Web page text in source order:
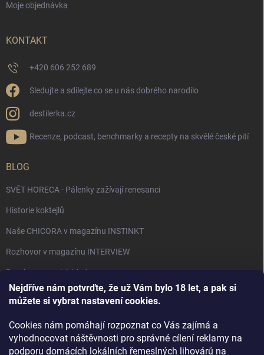
Nejdříve nám potvrďte, že už Vám bylo 18 let, a pak si
můžete si vybrat nastavení cookies.
Cookies nám pomáhají rozpoznat co Vás zajímá a
vyhodnocovat náštěvnosti pro správné cílení reklamy na
podporu domácích lokálních řemeslných lihovárů na
Moje objednávka
KONTAKT
+420 606 252 689
Sledujte a sdílejte co se u nás dobrého narodilo
destilerka.cz
Recenze, podcast, benchmarky a recepty na skvělé české pití
BLOG
SVĚT HORECA - Pálenky zažívají renesanci
Historie koktejlů
Naše CHICORA v magazínu INSTINKT
Rozhovor v magazínu INTERVIEW
Bourbon, americká krása.
Napsali v TÝDNU o naší práci
Rozhovor s DESTILERKA.CZ v magazínu DRINKING-CAT